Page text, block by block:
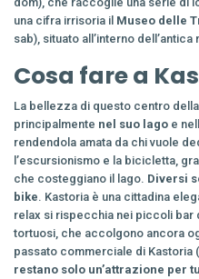
una cifra irrisoria il Museo delle
sab), situato all’interno
Cosa fare a
La bellezza di questo centro
principalmente nel suo lago e
rendendola amata da chi vuole
l’escursionismo e la bicicletta,
che costeggiano il lago. Diversi
bike . Kastoria è una cittadina
relax si rispecchia nei piccoli bar
tortuosi, che accolgono ancora
passato commerciale di Kastoria
restano solo un’attrazione per